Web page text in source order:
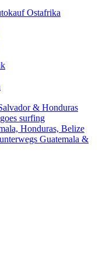
Ostafrika
& Honduras
surfing
Honduras, Belize
Guatemala &